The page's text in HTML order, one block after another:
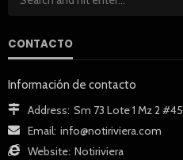
CONTACTO
Información de contacto
Address: Sm 73 Lote 1 Mz 2 #45
Email: info@notiriviera.com
Website: Notiriviera